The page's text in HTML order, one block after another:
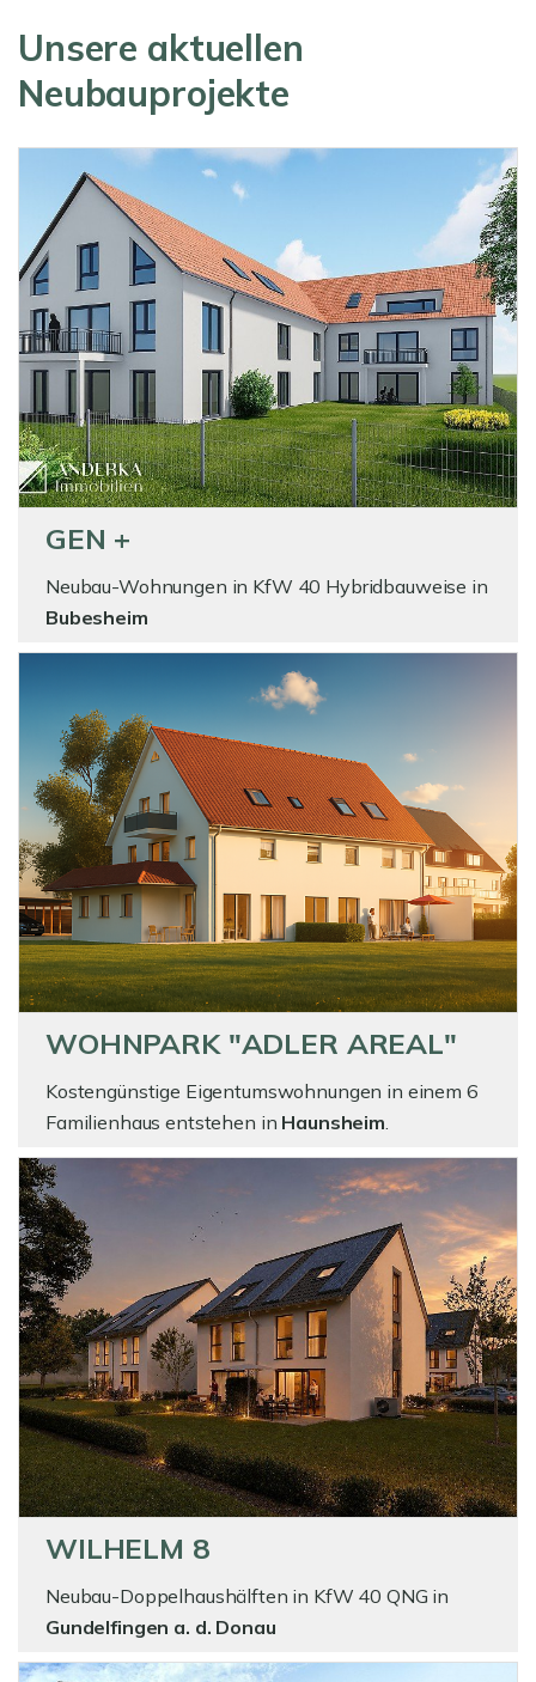
Unsere aktuellen
Neubauprojekte
GEN +
Neubau-Wohnungen in KfW 40 Hybridbauweise in
Bubesheim
WOHNPARK "ADLER AREAL"
Kostengünstige Eigentumswohnungen in einem 6
Familienhaus entstehen in Haunsheim
WILHELM 8
Neubau-Doppelhaushälften in KfW 40 QNG in
Gundelfingen a. d. Donau